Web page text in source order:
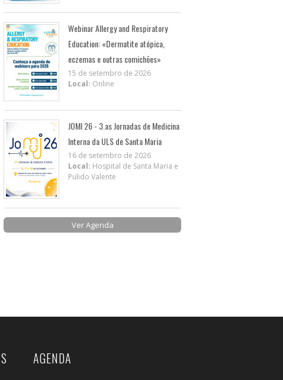
Webinar Allergy and Respiratory
Education: «Dermatite atópica,
eczemas e outras comichões»
15 de setembro de 2026
Local: Online
JOMI 26 - 3.as Jornadas de Medicina
Interna da ULS de Santa Maria
16 de setembro de 2026
Local: Hospital de Santa Maria e
Pulido Valente
Ver Agenda
AGENDA